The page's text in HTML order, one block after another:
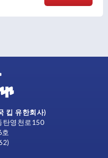
킵 유한회사)
탄영천로150